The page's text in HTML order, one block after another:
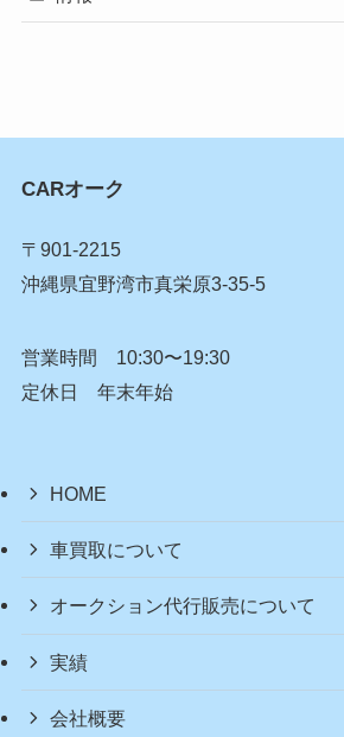
CARオーク
〒901-2215
沖縄県宜野湾市真栄原3-35-5
営業時間 10:30〜19:30
定休日 年末年始
HOME
車買取について
オークション代行販売について
実績
会社概要